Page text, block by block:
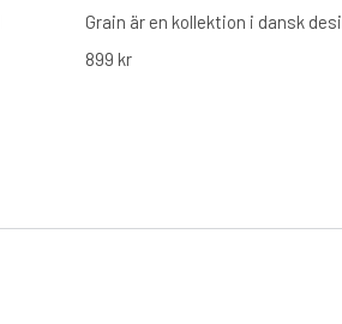
Grain är en kollektion i dansk
899 kr